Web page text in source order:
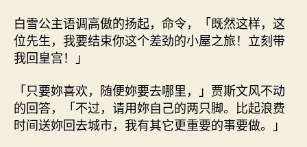
白雪公主语调高傲的扬起，命令，「既然这样，这
位先生，我要结束你这个差劲的小屋之旅！立刻带
我回皇宫！」
「只要妳喜欢，随便妳要去哪里，」贾斯文风不动
的回答，「不过，请用妳自己的两只脚。比起浪费
时间送妳回去城市，我有其它更重要的事要做。」